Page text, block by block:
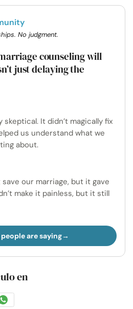
No judgment.
counseling will
just delaying the
It didn’t magically fix
us understand what we
about.
save our marriage, but it gave
make it painless, but it still
are saying
en
Compartir